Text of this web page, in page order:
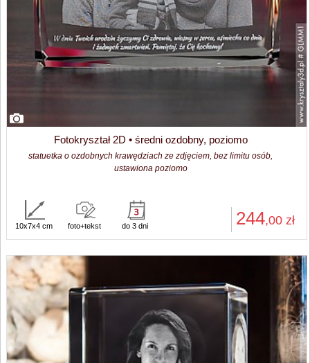
Fotokryształ 2D • średni ozdobny, poziomo
statuetka o ozdobnych krawędziach ze zdjęciem, bez limitu osób,
ustawiona poziomo
244,00 zł
10x7x4 cm foto+tekst do 3 dni